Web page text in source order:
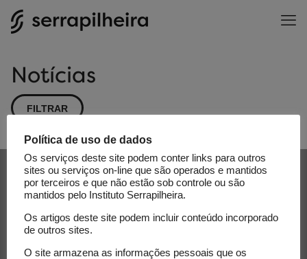
Notícias
FILTRAR
Receba nossa newsletter e
acompanhe as novidades do
E-mail
Política de uso de dados
Os serviços deste site podem conter links para outros
sites ou serviços on-line que são operados e mantidos
por terceiros e que não estão sob controle ou são
mantidos pelo Instituto Serrapilheira.
Os artigos deste site podem incluir conteúdo incorporado
de outros sites.
O site armazena as informações pessoais que os